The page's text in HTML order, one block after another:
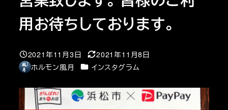
用お待ちしております。
投稿日
2021年11月3日
更新日
2021年11月8日
著
ホルモン風月 カテゴリー
インスタグラム